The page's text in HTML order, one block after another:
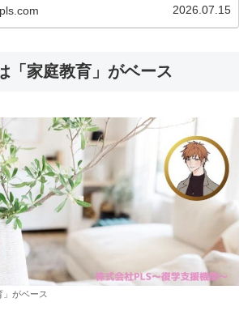
2026.07.15
「家庭教育」がベース
」がベース